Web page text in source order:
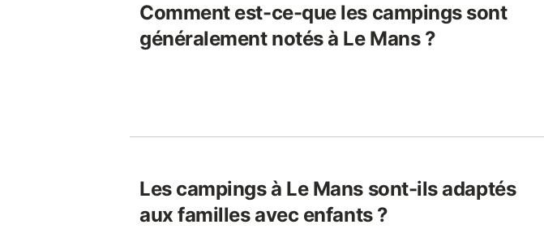
Comment est-ce-que les campings sont
généralement notés à Le Mans ?
Les campings à Le Mans sont-ils adaptés
aux familles avec enfants ?